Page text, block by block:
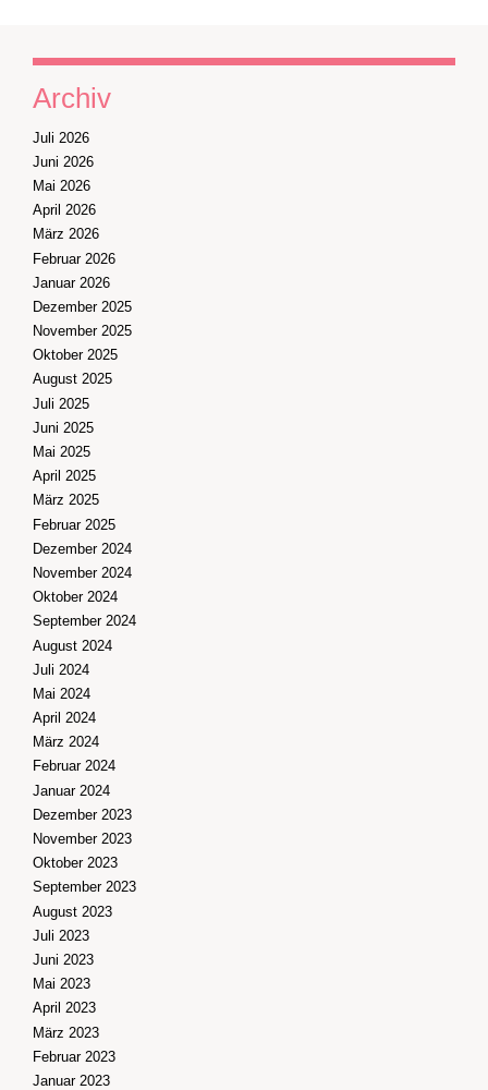
Archiv
Juli 2026
Juni 2026
Mai 2026
April 2026
März 2026
Februar 2026
Januar 2026
Dezember 2025
November 2025
Oktober 2025
August 2025
Juli 2025
Juni 2025
Mai 2025
April 2025
März 2025
Februar 2025
Dezember 2024
November 2024
Oktober 2024
September 2024
August 2024
Juli 2024
Mai 2024
April 2024
März 2024
Februar 2024
Januar 2024
Dezember 2023
November 2023
Oktober 2023
September 2023
August 2023
Juli 2023
Juni 2023
Mai 2023
April 2023
März 2023
Februar 2023
Januar 2023